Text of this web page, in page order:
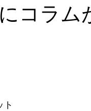
スメの靴 足のトラ
コラム
ト